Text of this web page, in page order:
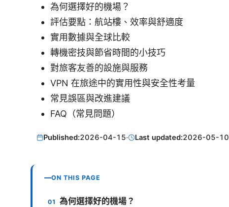
為何選擇好的機場？
評估要點：航站樓、效率與舒適度
實用數據與全球比較
轉機密技與節省時間的小技巧
對旅客友善的設施與服務
VPN 在旅途中的實用性與安全性考量
常見誤區與改進建議
FAQ（常見問題）
Published:2026-04-15· Last updated:2026-05-10
ON THIS PAGE
為何選擇好的機場？